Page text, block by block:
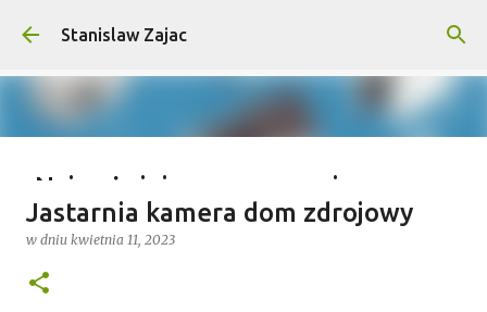
Przejdź do głównej zawartości
Stanislaw Zajac
Najważniejsze wymagania na
wyprawy outdoorowe – co musisz
wiedzieć?
w dniu
Jastarnia kamera dom zdrojowy
w dniu kwietnia 11, 2023